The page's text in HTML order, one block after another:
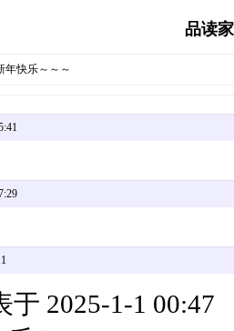
品读
年快乐～～～
于 2025-1-1 00:47